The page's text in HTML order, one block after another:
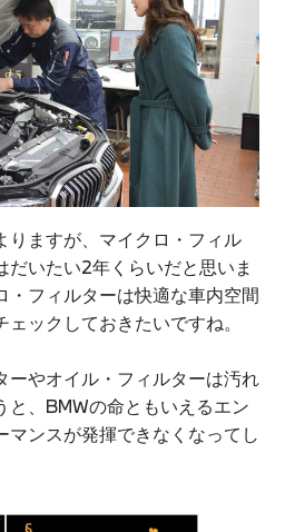
りますが、マイクロ・フィル
だいたい2年くらいだと思いま
・フィルターは快適な車内空間
ックしておきたいですね。
ーやオイル・フィルターは汚れ
と、BMWの命ともいえるエン
マンスが発揮できなくなってし